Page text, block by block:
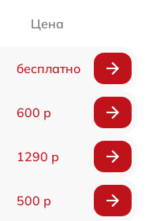
Цена
бесплатно
600 р
1290 р
500 р